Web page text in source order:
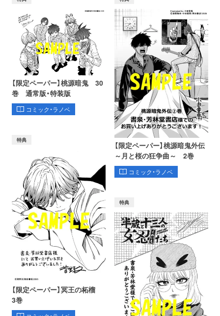
【限定ペーパー】桃源暗鬼 30
巻 通常版・特装版
コミック・ラノベ
【限定ペーパー】桃源暗鬼外伝
～月と桜の狂争曲～ 2巻
コミック・ラノベ
特典
【限定ペーパー】冥王の柘榴
3巻
特典